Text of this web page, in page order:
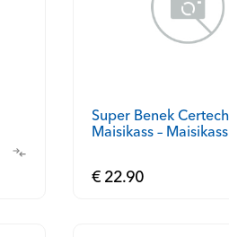
Super Benek Certech
Maisikass – Maisikass
€ 22.90